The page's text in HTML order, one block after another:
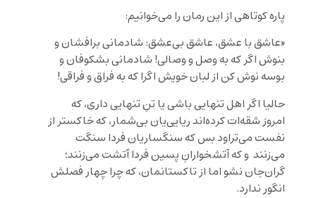
پاره کوتاهی از این رمان را می‌خوانیم:
«عاشق با عشق، عاشق بی‌عشق: شادمانی برافشان و
بنوش اگر که به وصل و وصالی! شادمانی بشکوفان و
بوسه نوش کن از لبان خویش اگرا که به فراق و فراقی!
حالیا اگر اهل تنهایی باشی یا تنِ تنهایی داری، که
امروز شقه‌ات کرده‌اند ریایی‌یان بی‌شمار، که خاکستر از
نفست می‌‌تراود بس که سنگساریان فردا سنگت
می‌‌زنند ‌ و که آتشخوارانِ پسین فردا آتشت می‌زنند؛
گرا‏ن‌جان نشو اما از تاکستانمان، که چرا چهار فصلش
انگور ندارد.